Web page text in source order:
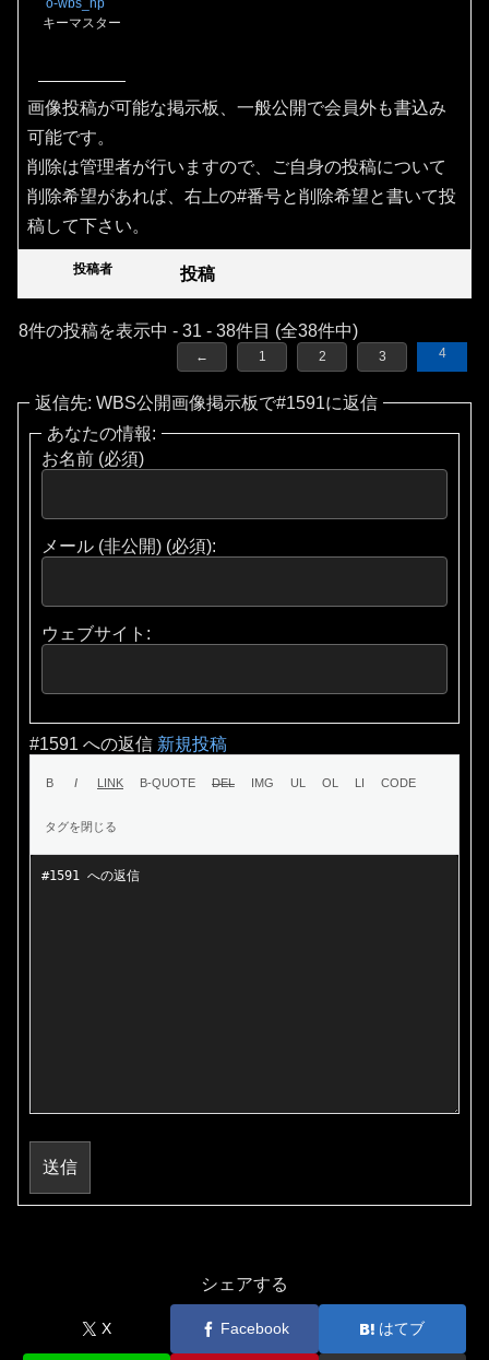
o-wbs_hp
キーマスター
画像投稿が可能な掲示板、一般公開で会員外も書込み
可能です。
削除は管理者が行いますので、ご自身の投稿について
削除希望があれば、右上の#番号と削除希望と書いて投
稿して下さい。
投稿者 投稿
8件の投稿を表示中 - 31 - 38件目 (全38件中)
← 1 2 3 4
返信先: WBS公開画像掲示板で#1591に返信
あなたの情報:
お名前 (必須)
メール (非公開) (必須):
ウェブサイト:
#1591 への返信 新規投稿
送信
シェアする
X Facebook はてブ